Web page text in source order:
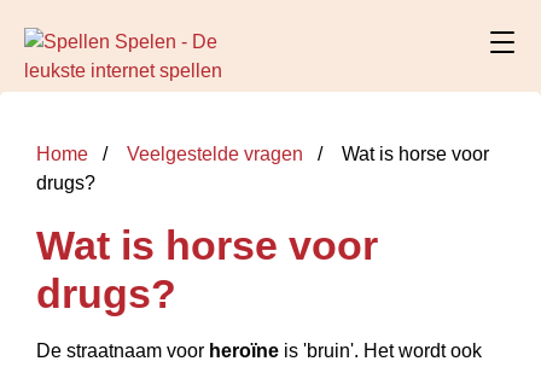
Home Veelgestelde vragen
Wat is horse voor
drugs?
Wat is horse voor
drugs?
De straatnaam voor heroïne is 'bruin'. Het wordt ook